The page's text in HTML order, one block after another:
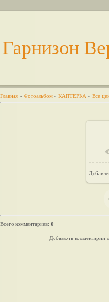
Гарнизон
Главная » Фотоальбом » КАПТЕРКА » Все
Всего комментариев: 0
Добавлять комментарии